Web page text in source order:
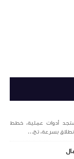
أدوات عملية، خطط
بسرعة، تج...